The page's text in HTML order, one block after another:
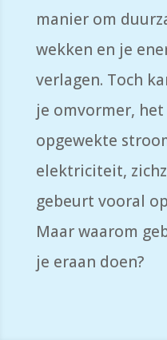
manier om
wekken en je
verlagen. Toch
je omvormer,
opgewekte
elektriciteit,
gebeurt vooral
Maar waarom
je eraan doen?